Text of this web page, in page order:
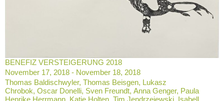
BENEFIZ VERSTEIGERUNG 2018
November 17, 2018 - November 18, 2018
Thomas Baldischwyler, Thomas Beisgen, Lukasz
Chrobok, Oscar Donelli, Sven Freundt, Anna Genger, Paula
Henrike Herrmann, Katie Holten, Tim Jendrzejewski, Isabell